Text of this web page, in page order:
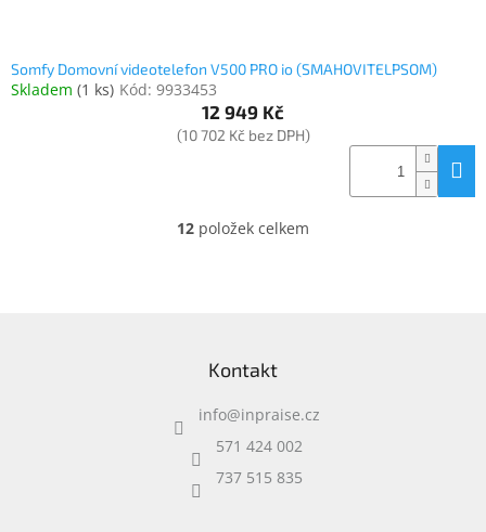
Somfy Domovní videotelefon V500 PRO io (SMAHOVITELPSOM)
Skladem (1 ks) Kód: 9933453
12 949 Kč
(10 702 Kč bez DPH)
O
c
í
r
v
y
12 položek celkem
Kontakt
info@inpraise.cz
571 424 002
737 515 835